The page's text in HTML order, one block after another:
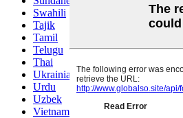
Swahili
Tajik
Tamil
Telugu
Thai
Ukrainian
Urdu
Uzbek
Vietnamese